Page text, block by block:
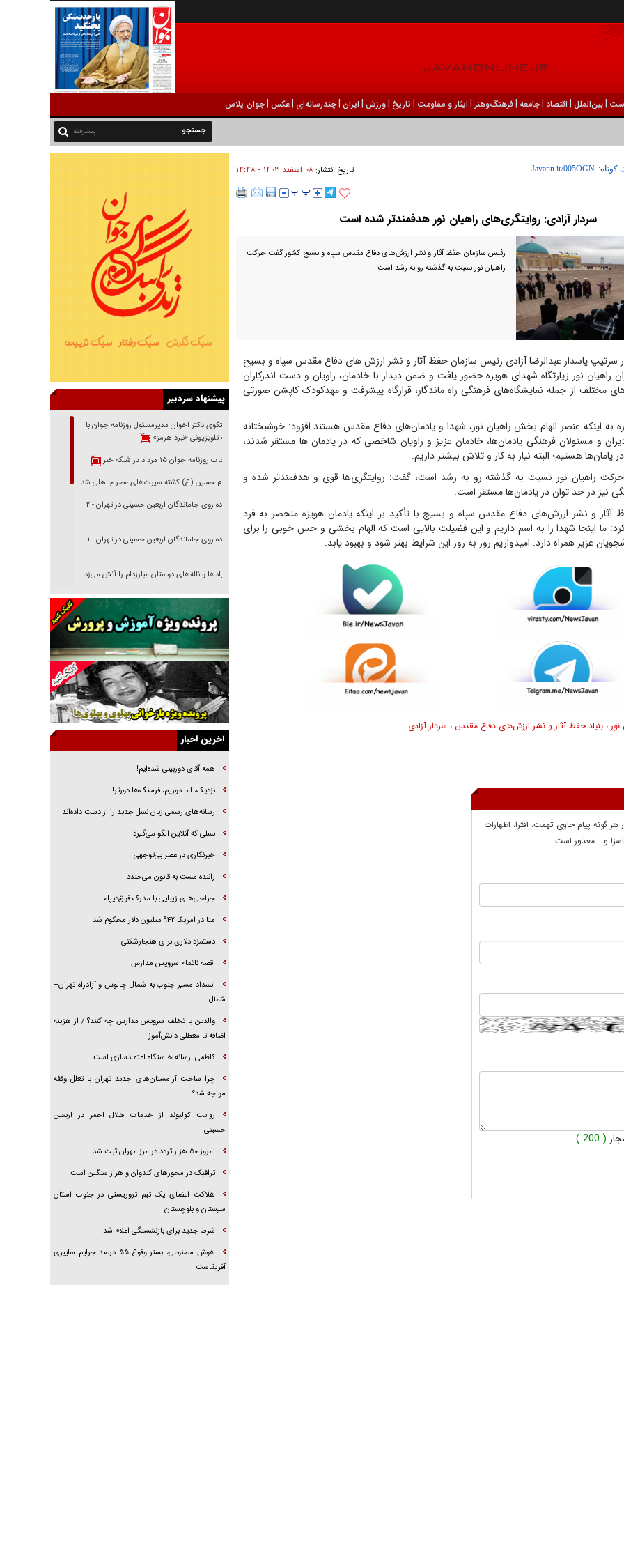
|بين‌الملل | اقتصاد |جامعه |فرهنگ‌و‌هنر | ایثار و مقاومت |تاریخ |ورزش | ايران |چندرسانه‌ای |عکس |جوان پلاس
پیشرفته
کوتاه: تاریخ انتشار:۰۸ اسفند ۱۴۰۳ - ۱۴:۴۸
سردار آزادی: روایتگری‌های راهیان نور هدفمندتر شده است
رئیس سازمان حفظ آثار و نشر ارزش‌های دفاع مقدس سپاه و بسیج کشور گفت:حرکت
راهیان نور نسبت به گذشته رو به رشد است.
سرتیپ پاسدار عبدالرضا آزادی رئیس سازمان حفظ آثار و نشر ارزش های دفاع مقدس سپاه و بسیج
راهیان نور زیارتگاه شهدای هویزه حضور یافت و ضمن دیدار با خادمان، راویان و دست اندرکاران
مختلف از جمله نمایشگاه‌های فرهنگی راه ماندگار، قرارگاه پیشرفت و مهدکودک کاپشن صورتی
به اینکه عنصر الهام بخش راهیان نور، شهدا و یادمان‌های دفاع مقدس هستند افزود: خوشبختانه
و مسئولان فرهنگی یادمان‌ها، خادمان عزیز و راویان شاخصی که در یادمان ها مستقر شدند،
هستیم؛ البته نیاز به کار و تلاش بیشتر داریم.
حرکت راهیان نور نسبت به گذشته رو به رشد است، گفت: روایتگری‌ها قوی و هدفمندتر شده و
نیز در حد توان در یادمان‌ها مستقر است.
و نشر ارزش‌های دفاع مقدس سپاه و بسیج با تأکید بر اینکه یادمان هویزه منحصر به فرد
ما اینجا شهدا را به اسم داریم و این فضیلت بالایی است که الهام بخشی و حس خوبی را برای
عزیز همراه دارد. امیدواریم روز به روز این شرایط بهتر شود و بهبود یابد.
نور، بنیاد حفظ آثار و نشر ارزش‌های دفاع مقدس ، سردار آزادی
هر گونه پيام حاوي تهمت، افترا، اظهارات
و... معذور است
( 200 )
پیشنهاد سردبیر
گفتگوی دکتر اخوان مدیرمسئول روزنامه جوان با
برنامه تلویزیونی «نبرد هرمز»
بازتاب روزنامه جوان ۱۵ مرداد در شبکه خبر
امام حسین (ع) کشته سیرت‌های عصر جاهلی شد
پیاده روی جاماندگان اربعین حسینی در تهران - ۲
پیاده روی جاماندگان اربعین حسینی در تهران - ۱
فریاد‌ها و ناله‌های دوستان مبارزدلم را آتش می‌زد
تغییر رویه دشمن در ترور از شیخ فضل‌الله تا مصباح
خرید قسطی اولش خنده و آخرش گریه است!
فوتبال و آن «بالا»!
راهبرد غافلگیری با نسل جدید پهپاد‌ها
جنجال پزشکان تقلبی در صنعت زیبایی
یهودی‌ها در ادبیات داستانی اروپا؛ از شکسپیر تا
دیکنز
خواهرم فرمانده جهادی و اهل خدمت بی‌منت بود
جزئیات شکنجه‌هایم فراتر از آن است که در بیان
برابر یورش به پاسگاه‌های پلیس
آخرین اخبار
همه آقای دوربینی شده‌ایم!
نزدیک، اما دوریم، فرسنگ‌ها دورتر!
رسانه‌های رسمی زبان نسل جدید را از دست داده‌اند
نسلی که آنلاین الگو می‌گیرد
‌خبرنگاری در عصر بی‌توجهی
راننده مست به قانون می‌خندد
جراحی‌های زیبایی با مدرک فوق‌دیپلم!
متا در امریکا ۹۴۲ میلیون دلار محکوم شد
دستمزد دلاری برای هنجارشکنی
قصه ناتمام سرویس مدارس
انسداد مسیر جنوب به شمال چالوس و آزادراه تهران–
شمال
والدین با تخلف سرویس مدارس چه کنند؟ / از هزینه
اضافه تا معطلی دانش‌آموز
کاظمی: رسانه خاستگاه اعتمادسازی است
چرا ساخت آرامستان‌های جدید تهران با تعلل وقفه
مواجه شد؟
روایت کولیوند از خدمات هلال احمر در اربعین
حسینی
امروز ۵۰ هزار تردد در مرز مهران ثبت شد
ترافیک در محور‌های کندوان و هراز سنگین است
هلاکت اعضای یک تیم تروریستی در جنوب استان
سیستان و بلوچستان
شرط جدید برای بازنشستگی اعلام شد
هوش مصنوعی، بستر وقوع ۵۵ درصد جرایم سایبری
آفریقاست